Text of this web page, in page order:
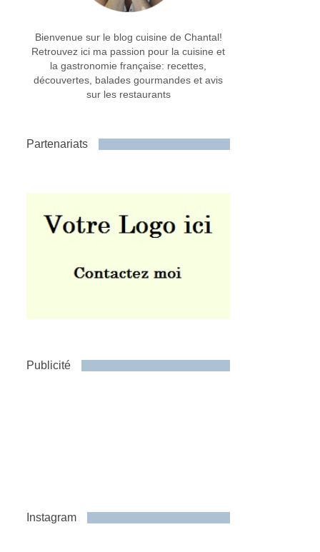
Bienvenue sur le blog cuisine de Chantal!
Retrouvez ici ma passion pour la cuisine et
la gastronomie française: recettes,
découvertes, balades gourmandes et avis
sur les restaurants
Partenariats
Publicité
Instagram